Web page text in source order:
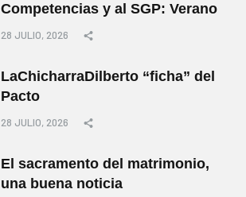
Competencias y al SGP: Verano
28 JULIO, 2026
LaChicharraDilberto “ficha” del
Pacto
28 JULIO, 2026
El sacramento del matrimonio,
una buena noticia